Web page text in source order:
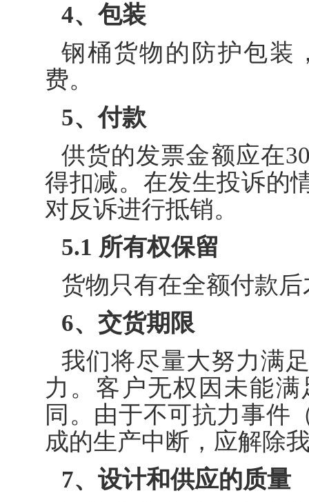
4、包装
钢桶货物的防护包装
费。
5、付款
供货的发票金额应在
得扣减。在发生投诉的
对反诉进行抵销。
5.1 所有权保留
货物只有在全额付款
6、交货期限
我们将尽量大努力满
力。客户无权因未能
同。由于不可抗力事件
成的生产中断，应解除
7、设计和供应的质量